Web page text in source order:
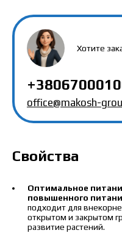
Хотите
office@makosh-
Свойства
Оптимальное
повышенного
подходит для
открытом и закрытом
развитие растений.
Цена зависит от
расчёта
данные:
Я ознакомился
защиты
Я ознакомился
защиты